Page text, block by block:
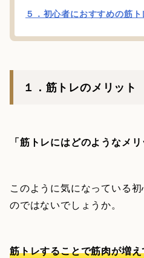
５．初心者におすすめの筋
１．筋トレのメリット
「筋トレにはどのようなメ
このように気になっている
のではないでしょうか。
筋トレすることで筋肉が増